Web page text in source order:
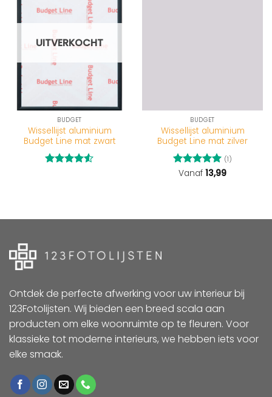
UITVERKOCHT
BUDGET
Wissellijst aluminium
Budget Line mat zwart
BUDGET
Wissellijst aluminium
Budget Line mat zilver
Gewaardeerd
(1)
Vanaf 13,99
Ontdek de perfecte afwerking voor uw interieur bij
123Fotolijsten. Wij bieden een breed scala aan
producten om elke woonruimte op te fleuren. Voor
klassieke tot moderne interieurs, we hebben iets voor
elke smaak.